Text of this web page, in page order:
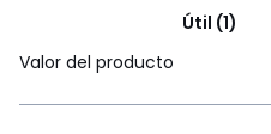
Útil (1)
Valor del producto